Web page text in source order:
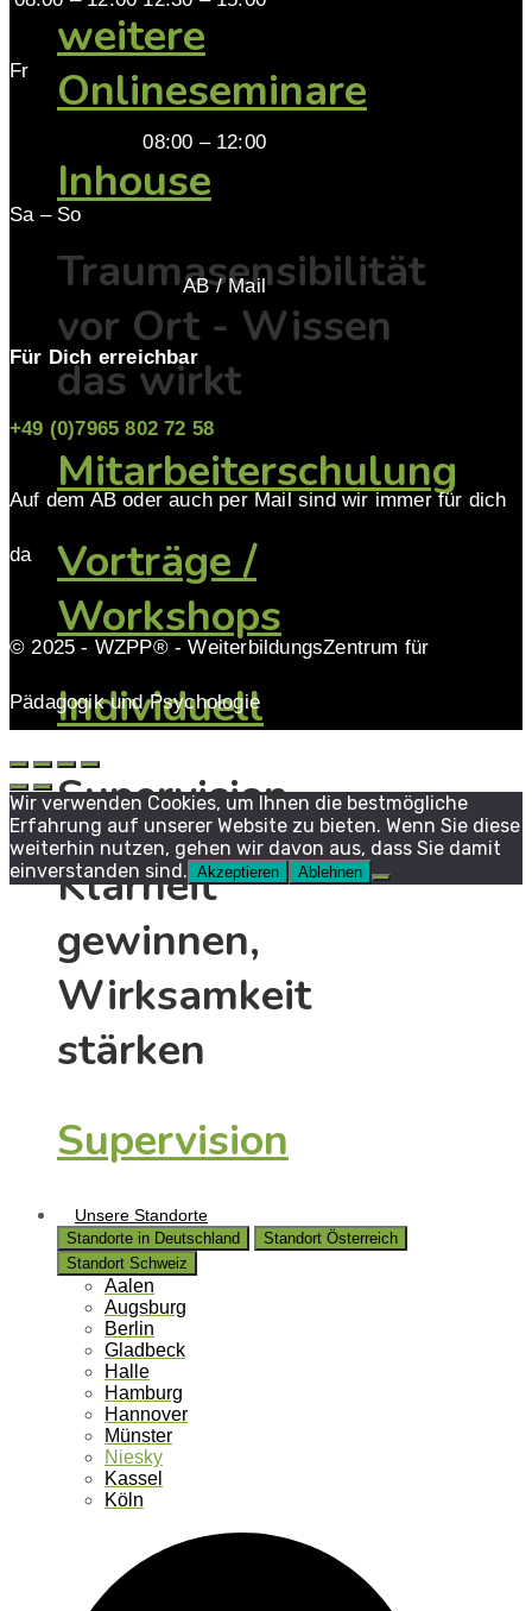
weitere
Onlineseminare
Inhouse
Traumasensibilität
vor Ort - Wissen
das wirkt
Mitarbeiterschulung
Vorträge /
Workshops
Individuell
Supervision
Klarheit
gewinnen,
Wirksamkeit
stärken
Supervision
Unsere Standorte
Standorte in Deutschland
Standort Österreich
Standort Schweiz
Aalen
Augsburg
Berlin
Gladbeck
Halle
Hamburg
Hannover
Münster
Niesky
Kassel
Köln
Fr
08:00 – 12:00
Sa – So
AB / Mail
Für Dich erreichbar
+49 (0)7965 802 72 58
Auf dem AB oder auch per Mail sind wir immer für dich
da
© 2025 - WZPP® - WeiterbildungsZentrum für
Pädagogik und Psychologie
Wir verwenden Cookies, um Ihnen die bestmögliche
Erfahrung auf unserer Website zu bieten. Wenn Sie diese
weiterhin nutzen, gehen wir davon aus, dass Sie damit
einverstanden sind. Akzeptieren Ablehnen